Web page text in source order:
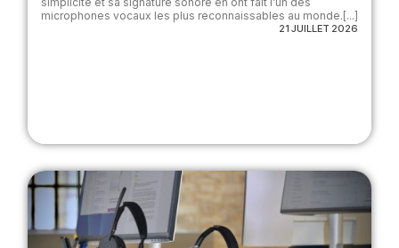
microphones vocaux les plus reconnaissables au monde.[...]
21 JUILLET 2026